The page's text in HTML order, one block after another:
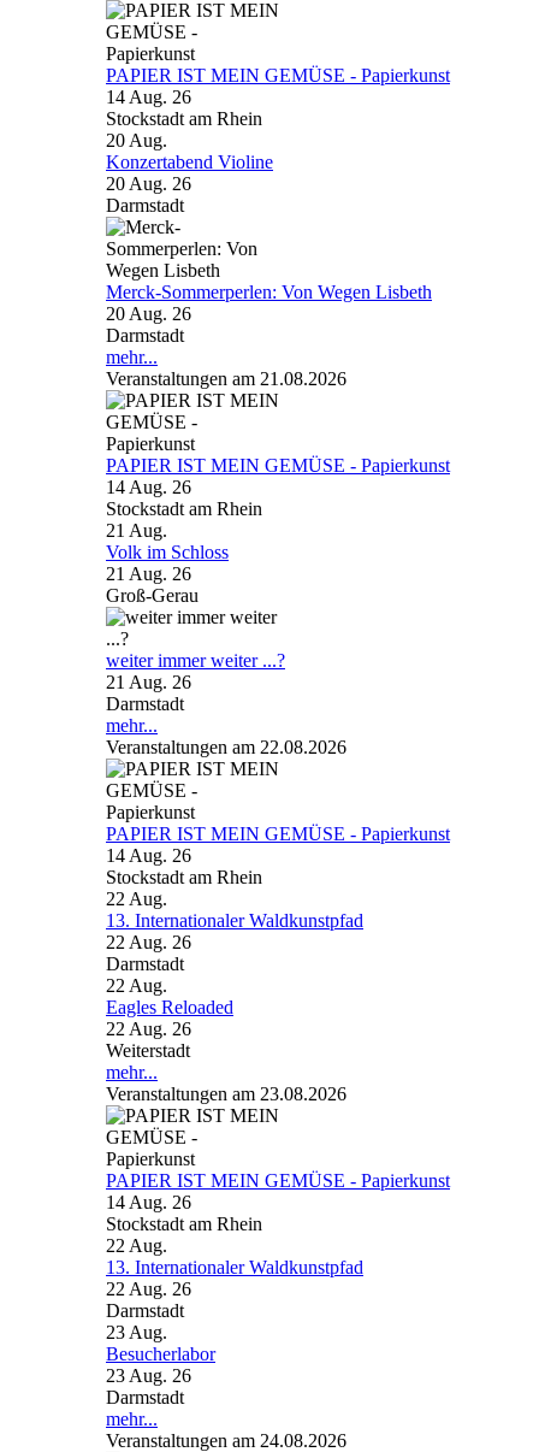
PAPIER IST MEIN GEMÜSE - Papierkunst
14 Aug. 26
Stockstadt am Rhein
20 Aug.
Konzertabend Violine
20 Aug. 26
Darmstadt
Merck-Sommerperlen: Von Wegen Lisbeth
20 Aug. 26
Darmstadt
mehr...
Veranstaltungen am 21.08.2026
PAPIER IST MEIN GEMÜSE - Papierkunst
14 Aug. 26
Stockstadt am Rhein
21 Aug.
Volk im Schloss
21 Aug. 26
Groß-Gerau
weiter immer weiter ...?
21 Aug. 26
Darmstadt
mehr...
Veranstaltungen am 22.08.2026
PAPIER IST MEIN GEMÜSE - Papierkunst
14 Aug. 26
Stockstadt am Rhein
22 Aug.
13. Internationaler Waldkunstpfad
22 Aug. 26
Darmstadt
22 Aug.
Eagles Reloaded
22 Aug. 26
Weiterstadt
mehr...
Veranstaltungen am 23.08.2026
PAPIER IST MEIN GEMÜSE - Papierkunst
14 Aug. 26
Stockstadt am Rhein
22 Aug.
13. Internationaler Waldkunstpfad
22 Aug. 26
Darmstadt
23 Aug.
Besucherlabor
23 Aug. 26
Darmstadt
mehr...
Veranstaltungen am 24.08.2026